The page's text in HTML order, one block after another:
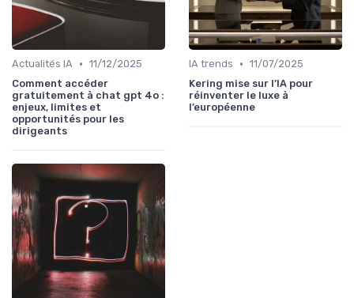
Actualités IA • 11/12/2025
Comment accéder
gratuitement à chat gpt 4o :
enjeux, limites et
opportunités pour les
dirigeants
IA trends • 11/07/2025
Kering mise sur l’IA pour
réinventer le luxe à
l’européenne